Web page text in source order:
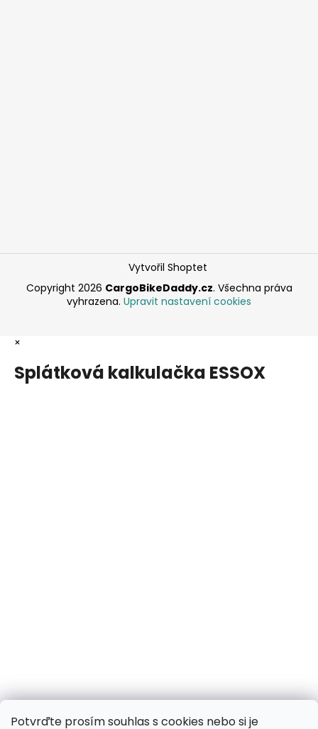
Potvrďte prosím souhlas s cookies nebo si je
Vytvořil Shoptet
Copyright 2026 CargoBikeDaddy.cz. Všechna práva
vyhrazena. Upravit nastavení cookies
×
Splátková kalkulačka ESSOX